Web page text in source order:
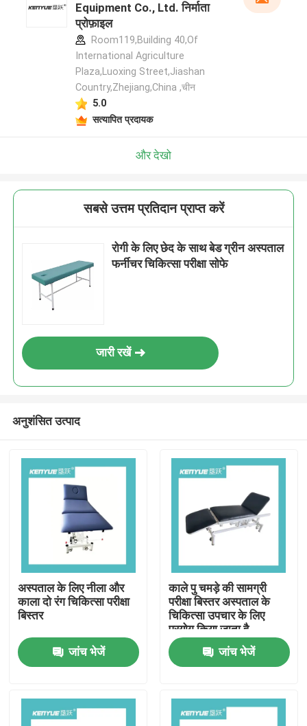
उत्पादों
Equipment Co., Ltd. निर्माता
प्रोफ़ाइल
Room119,Building 40,Of
International Agriculture
Plaza,Luoxing Street,Jiashan
Country,Zhejiang,China ,चीन
5.0
सत्यापित प्रदायक
और देखो
सबसे उत्तम प्रतिदान प्राप्त करें
रोगी के लिए छेद के साथ बेड ग्रीन अस्पताल
फर्नीचर चिकित्सा परीक्षा सोफे
जारी रखें
अनुशंसित उत्पाद
अस्पताल के लिए नीला और
काला दो रंग चिकित्सा परीक्षा
बिस्तर
जांच भेजें
काले पु चमड़े की सामग्री
परीक्षा बिस्तर अस्पताल के
चिकित्सा उपचार के लिए
प्रयोग किया जाता है
जांच भेजें